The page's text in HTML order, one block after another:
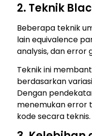
2. Teknik
Beberapa teknik
lain equivalence
analysis, dan error
Teknik ini
berdasarkan
Dengan
menemukan error
kode secara teknis.